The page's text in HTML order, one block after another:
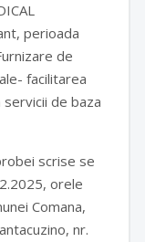
perioada
de
facilitarea
de baza
scrise se
orele
Comana,
nr.